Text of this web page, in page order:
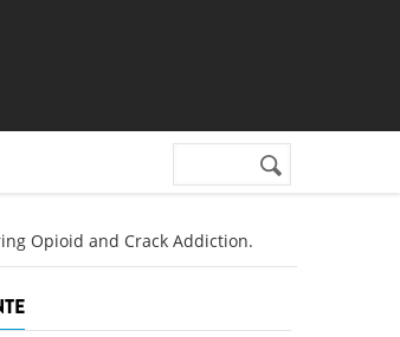
Form di
Cerca nel sito
Opioid and Crack Addiction.